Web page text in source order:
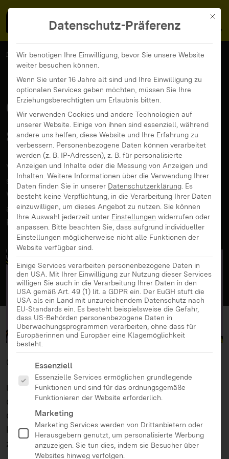
MENÜ
MedienFokus BW ...
News und Beiträge
Code Week BW 2026 sucht Mitmacher
Code Week BW 2026
sucht Mitmacher
Vom 11. bis 26. Oktober 2026 findet bereits zum
sechsten Mal die Code Week in Baden-
Württemberg statt. Wer mitmachen will, kann sich
ab sofort als Teilnehmender oder mit eigenem
Programmpunkt anmelden.
09.07.2026
Unter dem Motto „Komm machen!“ lädt die
Code Week Baden-Württembergvom 10. bis 25.
Oktober 2026 bereits zum siebten Mal dazu ein, die
kreative und vielfältige Welt des Programmierens
zu entdecken.
Mit
Datenschutz-Präferenz
Wir benötigen Ihre Einwilligung, bevor Sie unsere Website
weiter besuchen können.
Wenn Sie unter 16 Jahre alt sind und Ihre Einwilligung zu
optionalen Services geben möchten, müssen Sie Ihre
Erziehungsberechtigten um Erlaubnis bitten.
Wir verwenden Cookies und andere Technologien auf
unserer Website. Einige von ihnen sind essenziell, während
andere uns helfen, diese Website und Ihre Erfahrung zu
verbessern. Personenbezogene Daten können verarbeitet
werden (z. B. IP-Adressen), z. B. für personalisierte
Anzeigen und Inhalte oder die Messung von Anzeigen und
Inhalten. Weitere Informationen über die Verwendung Ihrer
Daten finden Sie in unserer Datenschutzerklärung Es
besteht keine Verpflichtung, in die Verarbeitung Ihrer Daten
einzuwilligen, um dieses Angebot zu nutzen. Sie können
Ihre Auswahl jederzeit unter Einstellungen widerrufen oder
anpassen. Bitte beachten Sie, dass aufgrund individueller
Einstellungen möglicherweise nicht alle Funktionen der
Website verfügbar sind.
Einige Services verarbeiten personenbezogene Daten in
den USA. Mit Ihrer Einwilligung zur Nutzung dieser Services
willigen Sie auch in die Verarbeitung Ihrer Daten in den
USA gemäß Art. 49 (1) lit. a GDPR ein. Der EuGH stuft die
USA als ein Land mit unzureichendem Datenschutz nach
EU-Standards ein. Es besteht beispielsweise die Gefahr,
dass US-Behörden personenbezogene Daten in
Überwachungsprogrammen verarbeiten, ohne dass für
Europäerinnen und Europäer eine Klagemöglichkeit
besteht.
Es folgt eine Liste der Service-Gruppen, für die eine
Essenziell
Essenzielle Services ermöglichen grundlegende
Funktionen und sind für das ordnungsgemäße
Funktionieren der Website erforderlich.
Marketing
Marketing Services werden von Drittanbietern oder
Herausgebern genutzt, um personalisierte Werbung
anzuzeigen. Sie tun dies, indem sie Besucher über
Websites hinweg verfolgen.